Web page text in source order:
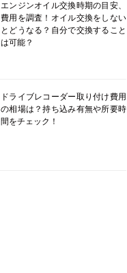
エンジンオイル交換時期の目安、
費用を調査！オイル交換をしない
とどうなる？自分で交換すること
は可能？
ドライブレコーダー取り付け費用
の相場は？持ち込み有無や所要時
間をチェック！